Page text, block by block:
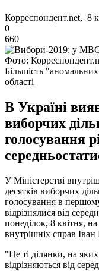
Корреспондент.net, 8
0
660
Фото:
Більшість
області
В Україні
виборчих
голосування
У Міністерстві
десятків виборчих
голосування в
відрізнялися від
понеділок, 8 квітня,
внутрішніх справ
"Це ті ділянки, на
відрізняються від